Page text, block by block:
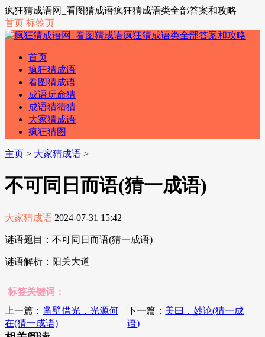
疯狂猜成语网_看图猜成语疯狂猜成语类全部答案和攻略
首页 标签页
首页
疯狂猜成语
看图猜成语
成语玩命猜
成语猜猜猜
大家猜成语
疯狂猜图
主页 > 大家猜成语 >
不可同日而语(猜一成语)
大家猜成语 2024-07-31 15:42
谜语题目：不可同日而语(猜一成语)
谜语解析：阳关大道
标签关键词：
上一篇： 凿壁借光，光源何
在(猜一成语)
下一篇： 美曰，妙论(猜一成
语)